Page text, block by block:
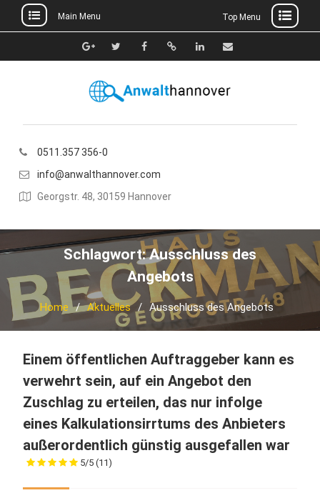
to
Main Menu Top Menu
Google+TwitterFacebook
Xing Linkedin
E-
0511.357 356-0
info@anwalthannover.com
Georgstr. 48, 30159 Hannover
Schlagwort:Ausschluss des
Angebots
Home Aktuelles Ausschluss des Angebots
Einem öffentlichen Auftraggeber kann es
verwehrt sein, auf ein Angebot den
Zuschlag zu erteilen, das nur infolge
eines Kalkulationsirrtums des Anbieters
außerordentlich günstig ausgefallen war
5/5 (11)